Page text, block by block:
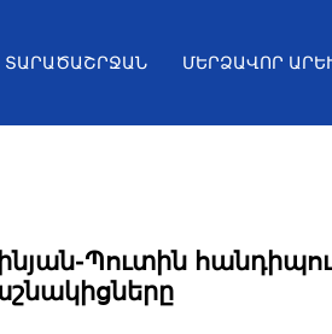
ՏԱՐԱԾԱՇՐՋԱՆ ՄԵՐՁԱՎՈՐ
Պուտին